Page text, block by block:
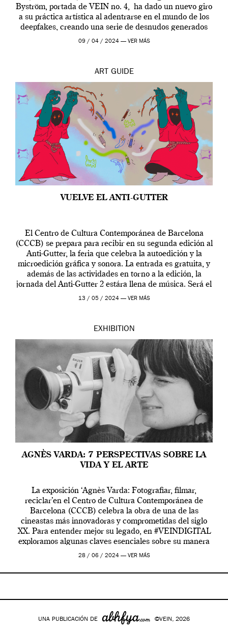
Byström, portada de VEIN no. 4, ha dado un nuevo giro
a su práctica artística al adentrarse en el mundo de los
deepfakes, creando una serie de desnudos generados
por […]
09 / 04 / 2024 — VER MÁS
ART GUIDE
VUELVE EL ANTI-GUTTER
El Centro de Cultura Contemporánea de Barcelona
(CCCB) se prepara para recibir en su segunda edición al
Anti-Gutter, la feria que celebra la autoedición y la
microedición gráfica y sonora. La entrada es gratuita, y
además de las actividades en torno a la edición, la
jornada del Anti-Gutter 2 estára llena de música. Será el
[…]
13 / 05 / 2024 — VER MÁS
EXHIBITION
AGNÈS VARDA: 7 PERSPECTIVAS SOBRE LA
VIDA Y EL ARTE
La exposición ‘Agnès Varda: Fotografiar, filmar,
reciclar’en el Centro de Cultura Contemporánea de
Barcelona (CCCB) celebra la obra de una de las
cineastas más innovadoras y comprometidas del siglo
XX. Para entender mejor su legado, en #VEINDIGITAL
exploramos algunas claves esenciales sobre su manera
de entender la vida, el cine y el arte contemporáneo.
28 / 06 / 2024 — VER MÁS
UNA PUBLICACIÓN DE ©VEIN, 2026